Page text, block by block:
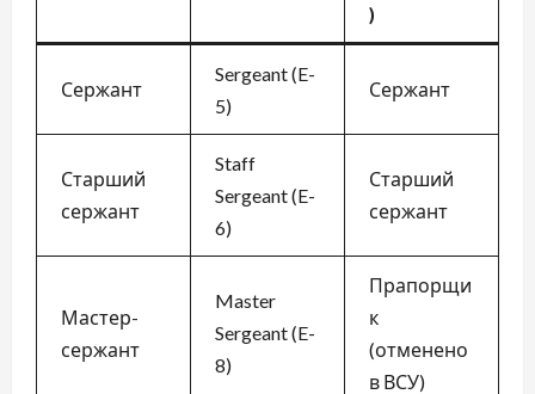
)
Сержант
Sergeant (E-
5)
Сержант
Старший
сержант
Staff
Sergeant (E-
6)
Старший
сержант
Мастер-
сержант
Master
Sergeant (E-
8)
Прапорщи
к
(отменено
в ВСУ)